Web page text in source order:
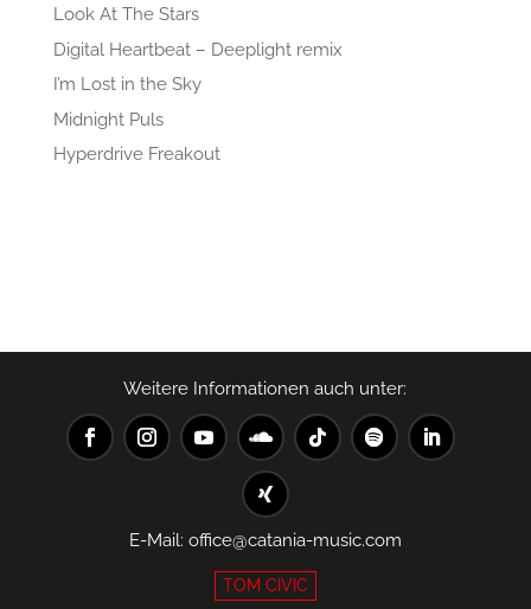
Look At The Stars
Digital Heartbeat – Deeplight remix
I’m Lost in the Sky
Midnight Puls
Hyperdrive Freakout
Weitere Informationen auch unter:
E-Mail: office@catania-music.com
TOM CIVIC